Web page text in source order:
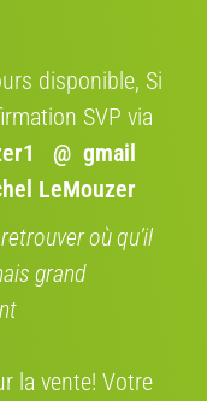
France
€ 800
disponible, Si
SVP via
@ gmail
LeMouzer
où qu’il
grand
la vente! Votre